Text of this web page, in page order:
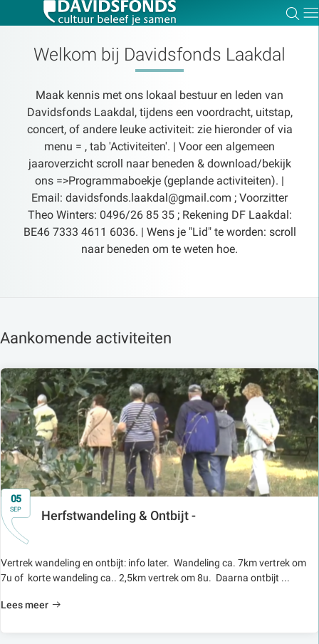
Welkom bij Davidsfonds Laakdal
Maak kennis met ons lokaal bestuur en leden van
Davidsfonds Laakdal, tijdens een voordracht, uitstap,
concert, of andere leuke activiteit: zie hieronder of via
menu = , tab 'Activiteiten'. | Voor een algemeen
jaaroverzicht scroll naar beneden & download/bekijk
ons =>Programmaboekje (geplande activiteiten). |
Email: davidsfonds.laakdal@gmail.com ; Voorzitter
Theo Winters: 0496/26 85 35 ; Rekening DF Laakdal:
BE46 7333 4611 6036. | Wens je "Lid" te worden: scroll
naar beneden om te weten hoe.
Aankomende activiteiten
05
SEP
Herfstwandeling & Ontbijt -
Vertrek wandeling en ontbijt: info later. Wandeling ca. 7km vertrek om
7u of korte wandeling ca.. 2,5km vertrek om 8u. Daarna ontbijt ...
Lees meer
Zoeken